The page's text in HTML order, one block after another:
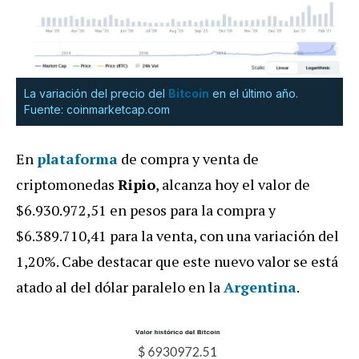
La variación del precio del Bitcoin en el último año.
Fuente: coinmarketcap.com
En plataforma de compra y venta de
criptomonedas Ripio, alcanza hoy el valor de
$6.930.972,51 en pesos para la compra y
$6.389.710,41 para la venta, con una variación del
1,20%. Cabe destacar que este nuevo valor se está
atado al del dólar paralelo en la Argentina.